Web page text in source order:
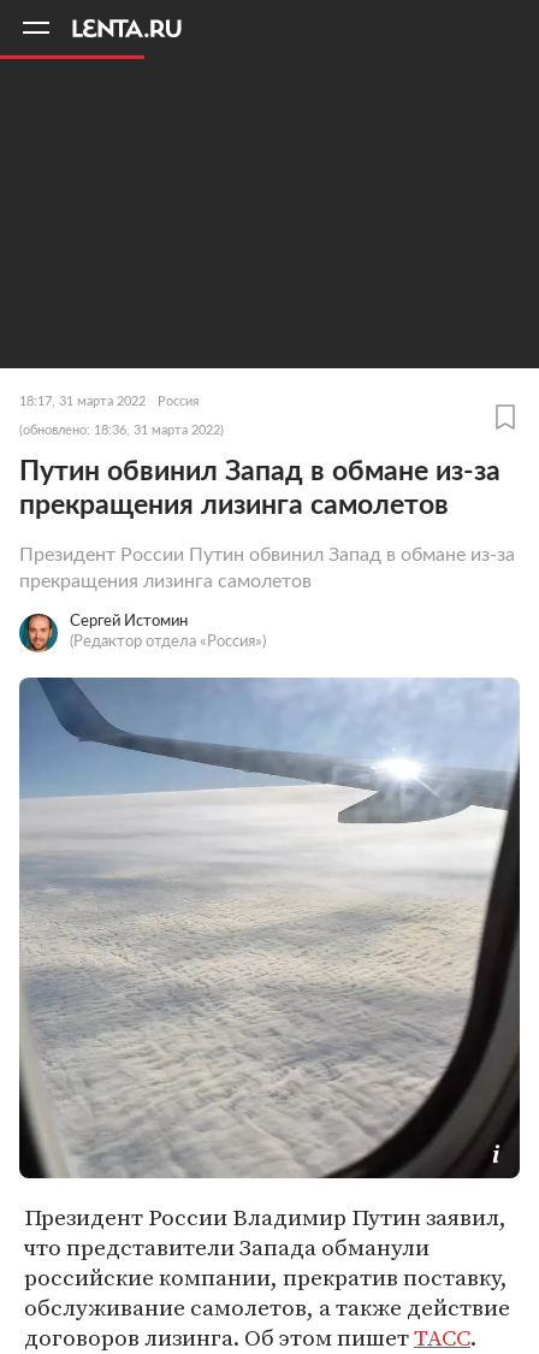
18:17, 31 марта 2022 Россия
(обновлено: 18:36, 31 марта 2022)
Путин обвинил Запад в обмане из-за
прекращения лизинга самолетов
Президент России Путин обвинил Запад в обмане из-за
прекращения лизинга самолетов
Сергей Истомин
(Редактор отдела «Россия»)
Президент России Владимир Путин заявил,
что представители Запада обманули
российские компании, прекратив поставку,
обслуживание самолетов, а также действие
договоров лизинга. Об этом пишетТАСС.